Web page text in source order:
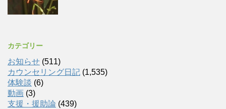
カテゴリー
お知らせ (511)
カウンセリング日記 (1,535)
体験談 (6)
動画 (3)
支援・援助論 (439)